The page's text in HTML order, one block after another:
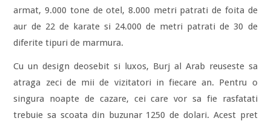
armat, 9.000 tone de otel, 8.000 metri patrati de foita de
aur de 22 de karate si 24.000 de metri patrati de 30 de
diferite tipuri de marmura.
Cu un design deosebit si luxos, Burj al Arab reuseste sa
atraga zeci de mii de vizitatori in fiecare an. Pentru o
singura noapte de cazare, cei care vor sa fie rasfatati
trebuie sa scoata din buzunar 1250 de dolari. Acest pret